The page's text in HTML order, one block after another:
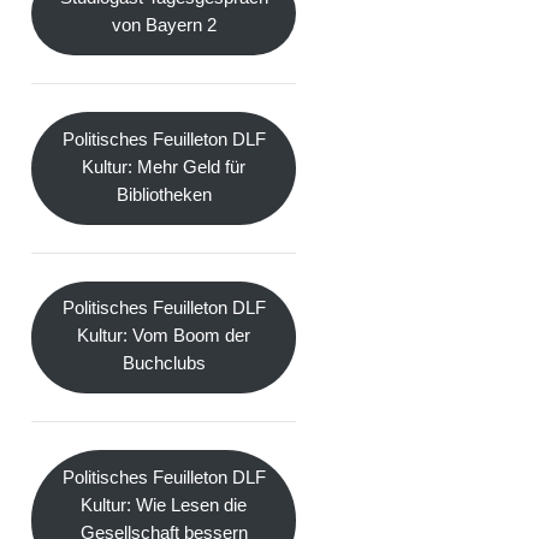
von Bayern 2
Politisches Feuilleton DLF
Kultur: Mehr Geld für
Bibliotheken
Politisches Feuilleton DLF
Kultur: Vom Boom der
Buchclubs
Politisches Feuilleton DLF
Kultur: Wie Lesen die
Gesellschaft bessern